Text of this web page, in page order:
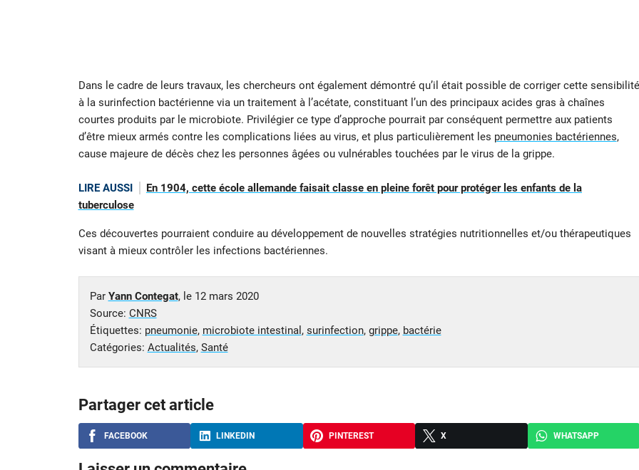
Dans le cadre de leurs travaux, les chercheurs ont également démontré qu’il était possible de corriger cette sensibilité
à la surinfection bactérienne via un traitement à l’acétate, constituant l’un des principaux acides gras à chaînes
courtes produits par le microbiote. Privilégier ce type d’approche pourrait par conséquent permettre aux patients
d’être mieux armés contre les complications liées au virus, et plus particulièrement les pneumonies bactériennes,
cause majeure de décès chez les personnes âgées ou vulnérables touchées par le virus de la grippe.
LIRE AUSSI
En 1904, cette école allemande faisait classe en pleine forêt pour protéger les enfants de la
tuberculose
Ces découvertes pourraient conduire au développement de nouvelles stratégies nutritionnelles et/ou thérapeutiques
visant à mieux contrôler les infections bactériennes.
Par Yann Contegat, le 12 mars 2020
Source: CNRS
Étiquettes: pneumonie, microbiote intestinal , surinfection, grippe, bactérie
Catégories: Actualités, Santé
Partager cet article
FACEBOOK LINKEDIN PINTEREST X WHATSAPP